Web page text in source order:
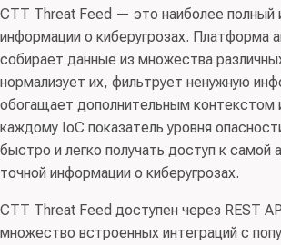
CTT Threat Feed — это наиболее полный
информации о киберугрозах. Платформа
собирает данные из множества
нормализует их, фильтрует ненужную
обогащает дополнительным контекстом
каждому IoC показатель уровня
быстро и легко получать доступ к самой
точной информации о киберугрозах.
CTT Threat Feed доступен через REST
множество встроенных интеграций с